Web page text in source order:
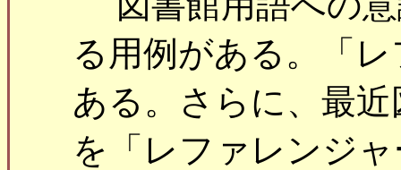
る用例がある。「
ある。さらに、最
を「レファレンジ